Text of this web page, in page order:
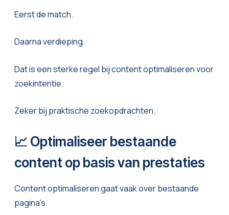
Eerst de match.
Daarna verdieping.
Dat is een sterke regel bij content optimaliseren voor
zoekintentie.
Zeker bij praktische zoekopdrachten.
📈 Optimaliseer bestaande
content op basis van prestaties
Content optimaliseren gaat vaak over bestaande
pagina’s.